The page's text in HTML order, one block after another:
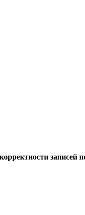
записей